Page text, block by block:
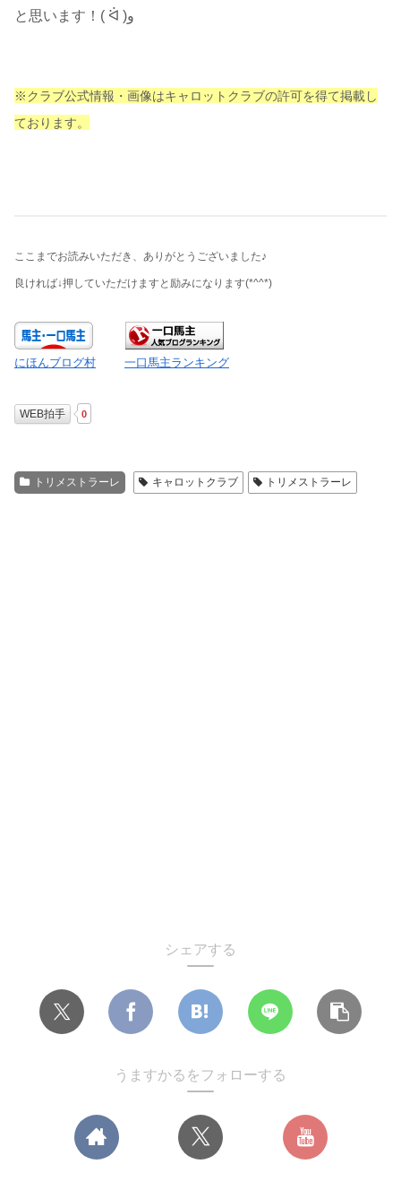
と思います！( ᐛ )و
※クラブ公式情報・画像はキャロットクラブの許可を得て掲載し
ております。
ここまでお読みいただき、ありがとうございました♪
良ければ↓押していただけますと励みになります(*^^*)
にほんブログ村 一口馬主ランキング
WEB拍手 0
トリメストラーレ キャロットクラブ トリメストラーレ
シェアする
うますかるをフォローする